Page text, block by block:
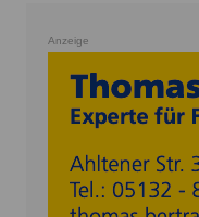
Anzeige